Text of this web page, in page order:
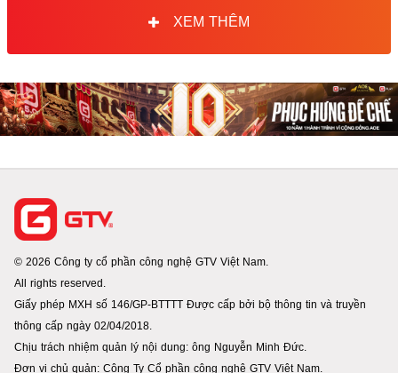
XEM THÊM
© 2026 Công ty cổ phần công nghệ GTV Việt Nam.
All rights reserved.
Giấy phép MXH số 146/GP-BTTTT Được cấp bởi bộ thông tin và truyền
thông cấp ngày 02/04/2018.
Chịu trách nhiệm quản lý nội dung: ông Nguyễn Minh Đức.
Đơn vị chủ quản: Công Ty Cổ phần công nghệ GTV Việt Nam.